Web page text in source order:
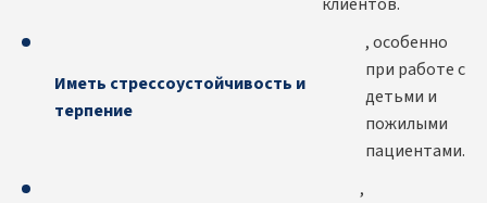
Иметь стрессоустойчивость и
терпение
, особенно
при работе с
детьми и
пожилыми
пациентами.
,